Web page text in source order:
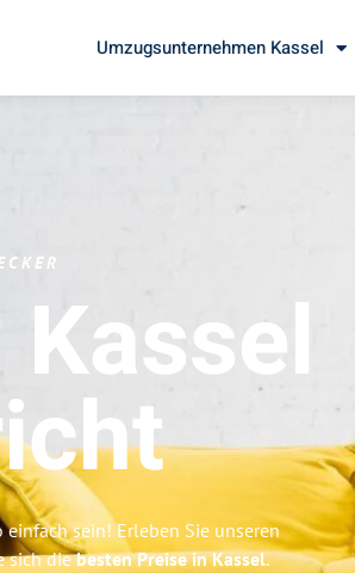
Umzugsunternehmen Kassel
sein! Erleben Sie unseren
sich diebesten Preise in Kassel.